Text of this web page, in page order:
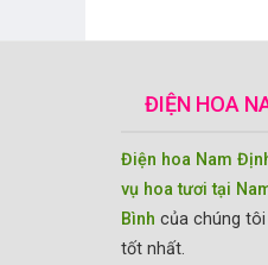
ĐIỆN HOA
Điện hoa Nam
vụ hoa tươi tại
Bình của chúng
tốt nhất.